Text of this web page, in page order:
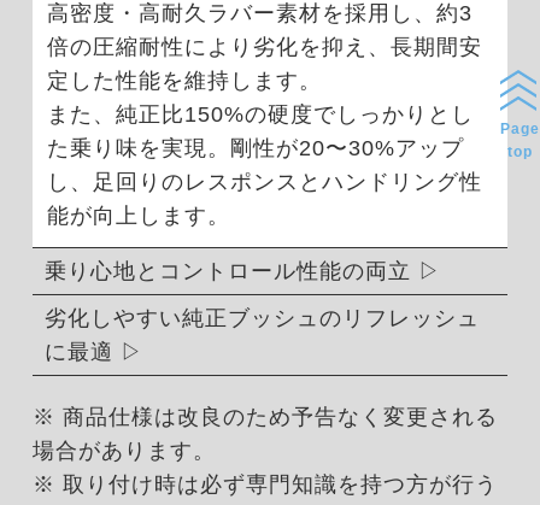
高密度・高耐久ラバー素材を採用し、約3
倍の圧縮耐性により劣化を抑え、長期間安
定した性能を維持します。
また、純正比150%の硬度でしっかりとし
た乗り味を実現。剛性が20〜30%アップ
し、足回りのレスポンスとハンドリング性
能が向上します。
乗り心地とコントロール性能の両立
劣化しやすい純正ブッシュのリフレッシュ
に最適
※ 商品仕様は改良のため予告なく変更される
場合があります。
※ 取り付け時は必ず専門知識を持つ方が行う
Page
top